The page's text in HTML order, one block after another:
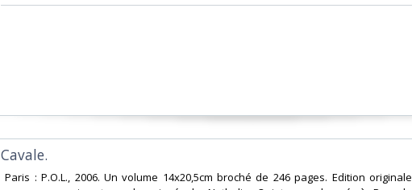
‎Cavale. ‎
‎ Paris : P.O.L., 2006. Un volume 14x20,5cm broché de 246 pages. Edition originale